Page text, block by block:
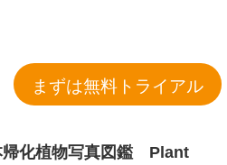
まずは無料トライアル
帰化植物写真図鑑 Plant